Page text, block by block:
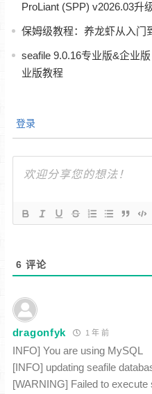
ProLiant (SPP) v2026.03升
保姆级教程：养龙虾从入门
seafile 9.0.16专业版&企业
业版教程
登录
6 评论
dragonfyk 1 年 前
INFO] You are using MySQL
[INFO] updating seafile
[WARNING] Failed to